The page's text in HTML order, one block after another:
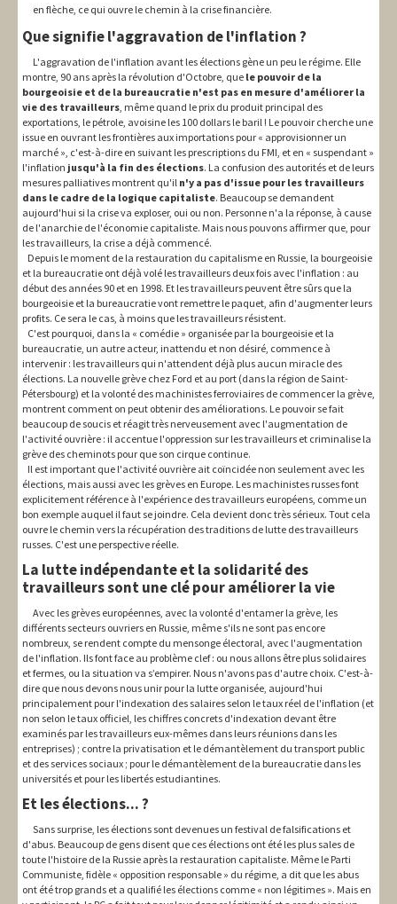
en flèche, ce qui ouvre le chemin à la crise financière.
Que signifie l'aggravation de l'inflation ?
L'aggravation de l'inflation avant les élections gène un peu le régime. Elle
montre, 90 ans après la révolution d'Octobre, que le pouvoir de la
bourgeoisie et de la bureaucratie n'est pas en mesure d'améliorer la
vie des travailleurs, même quand le prix du produit principal des
exportations, le pétrole, avoisine les 100 dollars le baril ! Le pouvoir cherche une
issue en ouvrant les frontières aux importations pour « approvisionner un
marché », c'est-à-dire en suivant les prescriptions du FMI, et en « suspendant »
l'inflation jusqu'à la fin des élections. La confusion des autorités et de leurs
mesures palliatives montrent qu'il n'y a pas d'issue pour les travailleurs
dans le cadre de la logique capitaliste. Beaucoup se demandent
aujourd'hui si la crise va exploser, oui ou non. Personne n'a la réponse, à cause
de l'anarchie de l'économie capitaliste. Mais nous pouvons affirmer que, pour
les travailleurs, la crise a déjà commencé.
Depuis le moment de la restauration du capitalisme en Russie, la bourgeoisie
et la bureaucratie ont déjà volé les travailleurs deux fois avec l'inflation : au
début des années 90 et en 1998. Et les travailleurs peuvent être sûrs que la
bourgeoisie et la bureaucratie vont remettre le paquet, afin d'augmenter leurs
profits. Ce sera le cas, à moins que les travailleurs résistent.
C'est pourquoi, dans la « comédie » organisée par la bourgeoisie et la
bureaucratie, un autre acteur, inattendu et non désiré, commence à
intervenir : les travailleurs qui n'attendent déjà plus aucun miracle des
élections. La nouvelle grève chez Ford et au port (dans la région de Saint-
Pétersbourg) et la volonté des machinistes ferroviaires de commencer la grève,
montrent comment on peut obtenir des améliorations. Le pouvoir se fait
beaucoup de soucis et réagit très nerveusement avec l'augmentation de
l'activité ouvrière : il accentue l'oppression sur les travailleurs et criminalise la
grève des cheminots pour que son cirque continue.
Il est important que l'activité ouvrière ait coïncidée non seulement avec les
élections, mais aussi avec les grèves en Europe. Les machinistes russes font
explicitement référence à l'expérience des travailleurs européens, comme un
bon exemple auquel il faut se joindre. Cela devient donc très sérieux. Tout cela
ouvre le chemin vers la récupération des traditions de lutte des travailleurs
russes. C'est une perspective réelle.
La lutte indépendante et la solidarité des
travailleurs sont une clé pour améliorer la vie
Avec les grèves européennes, avec la volonté d'entamer la grève, les
différents secteurs ouvriers en Russie, même s'ils ne sont pas encore
nombreux, se rendent compte du mensonge électoral, avec l'augmentation
de l'inflation. Ils font face au problème clef : ou nous allons être plus solidaires
et fermes, ou la situation va s’empirer. Nous n'avons pas d'autre choix. C'est-à-
dire que nous devons nous unir pour la lutte organisée, aujourd'hui
principalement pour l'indexation des salaires selon le taux réel de l'inflation (et
non selon le taux officiel, les chiffres concrets d'indexation devant être
examinés par les travailleurs eux-mêmes dans leurs réunions dans les
entreprises) ; contre la privatisation et le démantèlement du transport public
et des services sociaux ; pour le démantèlement de la bureaucratie dans les
universités et pour les libertés estudiantines.
Et les élections... ?
Sans surprise, les élections sont devenues un festival de falsifications et
d'abus. Beaucoup de gens disent que ces élections ont été les plus sales de
toute l'histoire de la Russie après la restauration capitaliste. Même le Parti
Communiste, fidèle « opposition responsable » du régime, a dit que les abus
ont été trop grands et a qualifié les élections comme « non légitimes ». Mais en